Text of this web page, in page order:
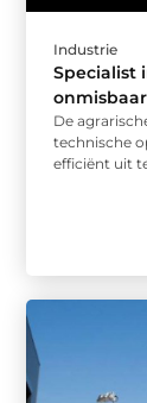
Industrie
Specialist
De
technische
efficiënt uit